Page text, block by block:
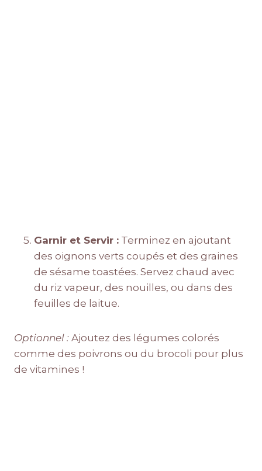
Garnir et Servir : Terminez en ajoutant
des oignons verts coupés et des graines
de sésame toastées. Servez chaud avec
du riz vapeur, des nouilles, ou dans des
feuilles de laitue.
Optionnel : Ajoutez des légumes colorés
comme des poivrons ou du brocoli pour plus
de vitamines !